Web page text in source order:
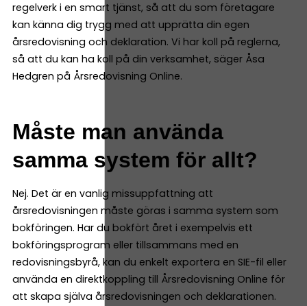
regelverk i en smart tjänst, så att du som företagare
kan känna dig trygg med att upprätta din egen
årsredovisning och deklaration. Vi har koll på reglerna,
så att du kan ha koll på din verksamhet, säger Åsa
Hedgren på Årsredovisning Online.
Måste man använda
samma system för allt?
Nej. Det är en vanlig missuppfattning att
årsredovisningen måste göras i samma system som
bokföringen. Har du bokfört året i exempelvis ett
bokföringsprogram eller tillsammans med en
redovisningsbyrå, kan du enkelt exportera en SIE-fil eller
använda en direktkoppling till Årsredovisning Online för
att skapa själva årsredovisningen och deklarationen.